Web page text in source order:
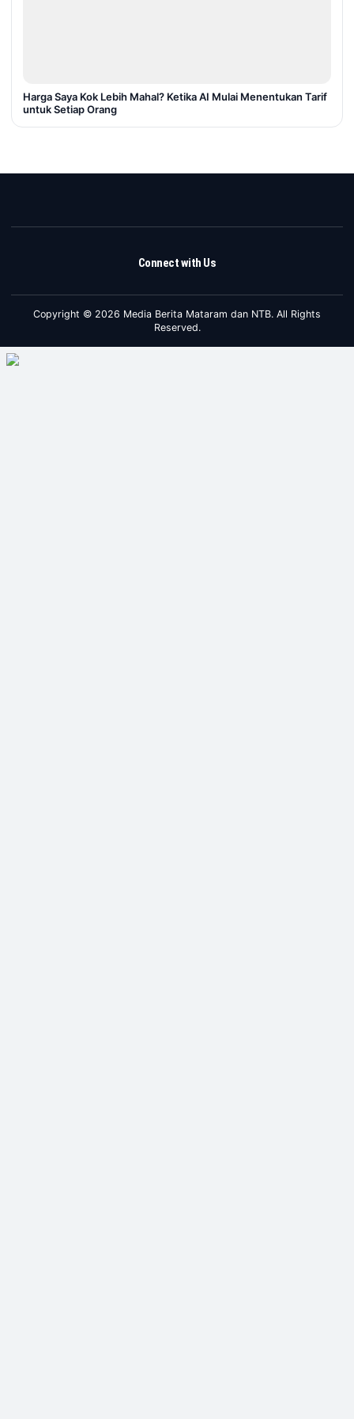
Harga Saya Kok Lebih Mahal? Ketika AI Mulai Menentukan Tarif
untuk Setiap Orang
Connect with Us
Copyright © 2026 Media Berita Mataram dan NTB. All Rights
Reserved.